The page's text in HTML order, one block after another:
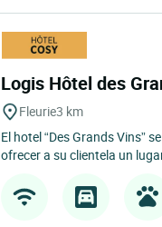
Logis Hôtel des
Fleurie3 km
El hotel “Des Grands Vins”
ofrecer a su clientela un